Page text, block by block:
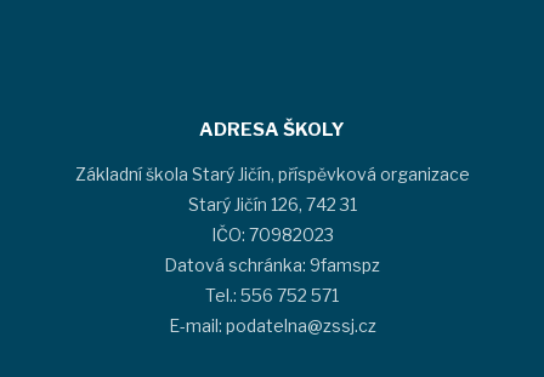
ADRESA ŠKOLY
Základní škola Starý Jičín, příspěvková organizace
Starý Jičín 126, 742 31
IČO: 70982023
Datová schránka: 9famspz
Tel.: 556 752 571
E-mail: podatelna@zssj.cz